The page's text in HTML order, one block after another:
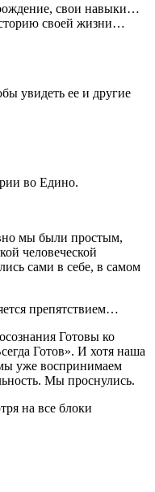
свои навыки…
своей жизни…
увидеть ее и другие
во Едино.
мы были простым,
человеческой
сами в себе, в самом
препятствием…
Готовы ко
Готов». И хотя наша
уже воспринимаем
Мы проснулись.
на все блоки